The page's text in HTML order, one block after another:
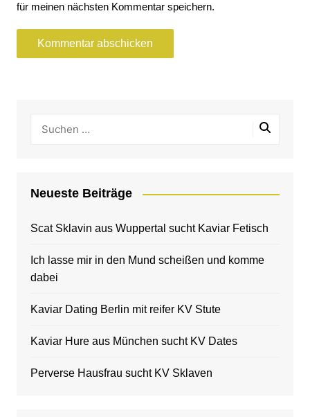
für meinen nächsten Kommentar speichern.
Neueste Beiträge
Scat Sklavin aus Wuppertal sucht Kaviar Fetisch
Ich lasse mir in den Mund scheißen und komme
dabei
Kaviar Dating Berlin mit reifer KV Stute
Kaviar Hure aus München sucht KV Dates
Perverse Hausfrau sucht KV Sklaven